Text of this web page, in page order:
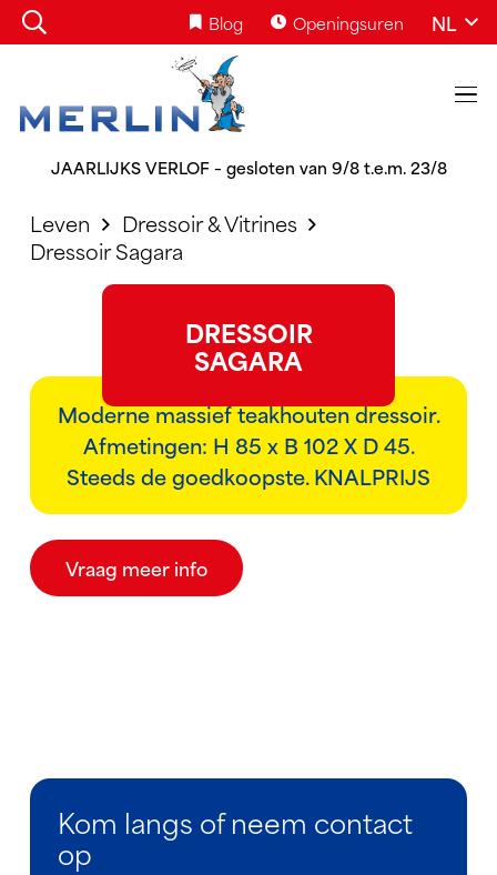
Blog Openingsuren NL
JAARLIJKS VERLOF – gesloten van 9/8 t.e.m. 23/8
Leven
Dressoir & Vitrines
Dressoir Sagara
DRESSOIR
SAGARA
Moderne massief teakhouten dressoir.
Afmetingen: H 85 x B 102 X D 45.
Steeds de goedkoopste. KNALPRIJS
Vraag meer info
Kom langs of neem contact
op